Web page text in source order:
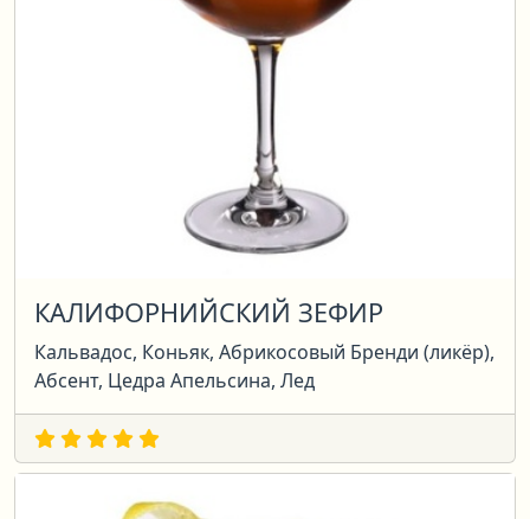
КАЛИФОРНИЙСКИЙ ЗЕФИР
Кальвадос, Коньяк, Абрикосовый Бренди (ликёр),
Абсент, Цедра Апельсина, Лед